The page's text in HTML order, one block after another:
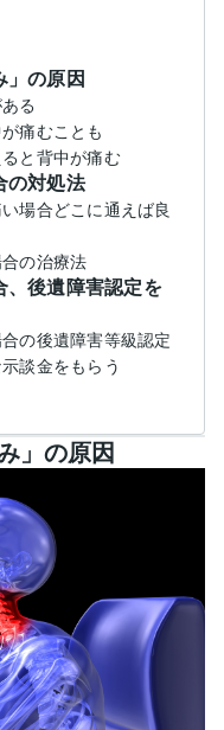
」の原因
る
痛むことも
と背中が痛む
の対処法
場合どこに通えば良
の治療法
、後遺障害認定を
の後遺障害等級認定
談金をもらう
」の原因